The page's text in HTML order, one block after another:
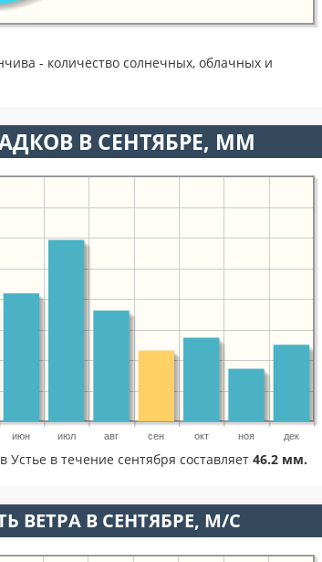
- количество солнечных, облачных и
В СЕНТЯБРЕ, ММ
июн июл авг сен окт ноя дек
Устье в течение сентября составляет 46.2 мм.
ВЕТРА В СЕНТЯБРЕ, М/С